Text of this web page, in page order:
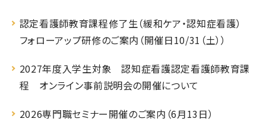
認定看護師教育課程修了生（緩和ケア・認知症看護）
フォローアップ研修のご案内（開催日10/31（土））
2027年度入学生対象 認知症看護認定看護師教育課
程 オンライン事前説明会の開催について
2026専門職セミナー開催のご案内（6月13日）